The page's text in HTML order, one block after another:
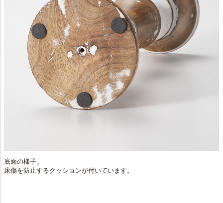
底面の様子。
床傷を防止するクッションが付いています。